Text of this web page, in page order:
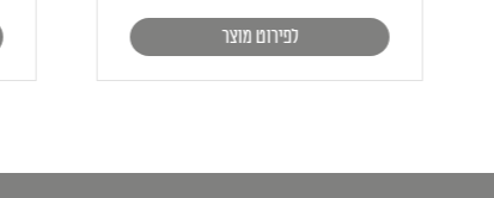
לפירוט מוצר